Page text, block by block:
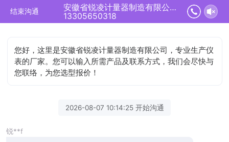
结束沟通
安徽省锐凌计量器制造有限公司正在为您服务
13305650318
您好，这里是安徽省锐凌计量器制造有限公司，专业生产仪
表的厂家。您可以输入所需产品及联系方式，我们会尽快与
您联络，为您选型报价！
2026-08-07 10:14:25 开始沟通
锐**f